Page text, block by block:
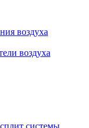
воздуха
воздуха
системы